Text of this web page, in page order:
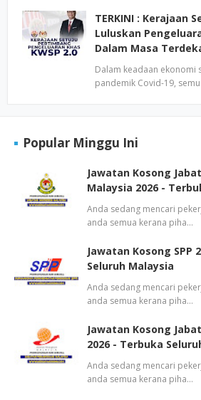
TERKINI : Kerajaan
Luluskan
Dalam Masa
Dalam keadaan ekonomi
pandemik Covid-19,
Popular Minggu Ini
Jawatan Kosong
Malaysia 2026 -
Anda sedang mencari
anda semua kerana piha…
Jawatan Kosong SPP
Seluruh Malaysia
Anda sedang mencari
anda semua kerana piha…
Jawatan Kosong
2026 - Terbuka
Anda sedang mencari
anda semua kerana piha…